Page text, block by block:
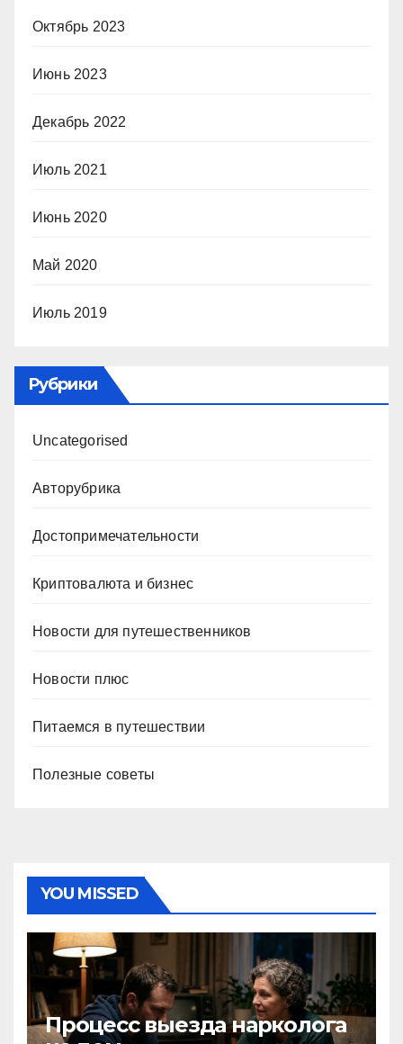
Октябрь 2023
Июнь 2023
Декабрь 2022
Июль 2021
Июнь 2020
Май 2020
Июль 2019
Рубрики
Uncategorised
Авторубрика
Достопримечательности
Криптовалюта и бизнес
Новости для путешественников
Новости плюс
Питаемся в путешествии
Полезные советы
YOU MISSED
Процесс выезда нарколога